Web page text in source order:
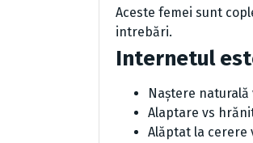
Aceste femei sunt
intrebări.
Internetul
Naștere naturală
Alaptare vs
Alăptat la cerere